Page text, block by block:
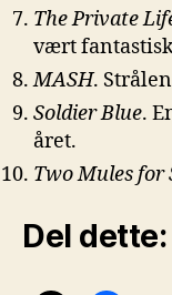
The Private
vært fantastisk
MASH.
Soldier Blue.
året.
Two Mules for
Del dette: